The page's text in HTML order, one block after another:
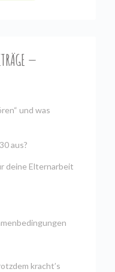
und was
aus?
deine Elternarbeit
kracht’s